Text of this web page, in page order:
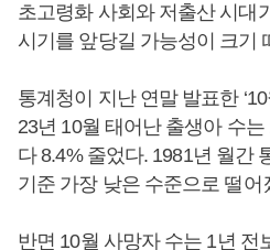
초고령화 사회와 저출산 시대
시기를 앞당길 가능성이 크기
통계청이 지난 연말 발표한
23년 10월 태어난 출생아 수
다 8.4% 줄었다. 1981년 월간
기준 가장 낮은 수준으로 떨어
반면 10월 사망자 수는 1년 전